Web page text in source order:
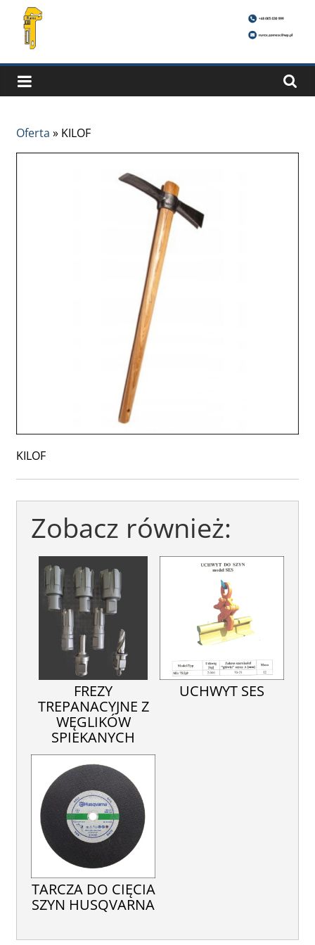
Oferta » KILOF
KILOF
Zobacz również:
FREZY
TREPANACYJNE Z
WĘGLIKÓW
SPIEKANYCH
UCHWYT SES
TARCZA DO CIĘCIA
SZYN HUSQVARNA